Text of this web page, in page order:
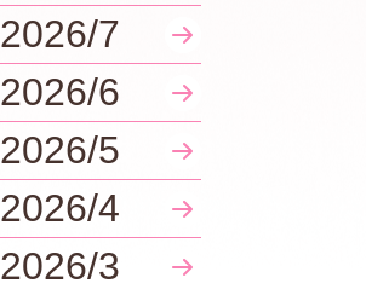
2026/7
2026/6
2026/5
2026/4
2026/3